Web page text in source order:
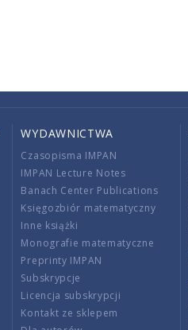
WYDAWNICTWA
Czasopisma IMPAN
IMPAN Lecture Notes
Banach Center Publications
Księgozbiór matematyczny
Inne książki
Monografie matematyczne
Preprinty IMPAN
Subskrypcje
Licencja subskrypcji
Kontakt ze sklepem